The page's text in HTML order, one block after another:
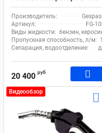
Gespasa
Производитель:
Артикул:
FG-
Виды жидкости: бензин,
Пропускная способность, л/м:
Сепарация, водоотделение:
20 400 руб
Видеообзор